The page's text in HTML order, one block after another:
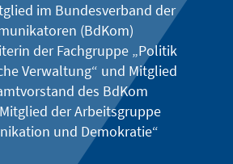
im Bundesverband der
(BdKom)
der Fachgruppe „Politik
Verwaltung“ und Mitglied
des BdKom
der Arbeitsgruppe
und Demokratie“